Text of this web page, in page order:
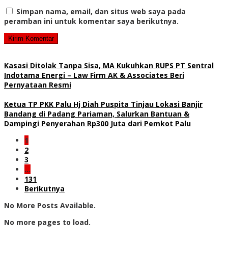
Simpan nama, email, dan situs web saya pada
peramban ini untuk komentar saya berikutnya.
Kasasi Ditolak Tanpa Sisa, MA Kukuhkan RUPS PT Sentral
Indotama Energi – Law Firm AK & Associates Beri
Pernyataan Resmi
Ketua TP PKK Palu Hj Diah Puspita Tinjau Lokasi Banjir
Bandang di Padang Pariaman, Salurkan Bantuan &
Dampingi Penyerahan Rp300 Juta dari Pemkot Palu
1
2
3
…
131
Berikutnya
No More Posts Available.
No more pages to load.